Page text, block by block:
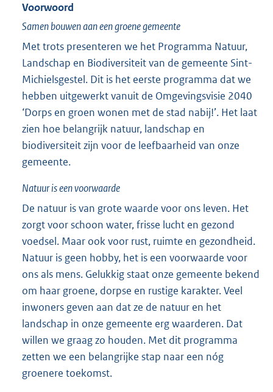
Voorwoord
Samen bouwen aan een groene gemeente
Met trots presenteren we het Programma Natuur,
Landschap en Biodiversiteit van de gemeente Sint-
Michielsgestel. Dit is het eerste programma dat we
hebben uitgewerkt vanuit de Omgevingsvisie 2040
‘Dorps en groen wonen met de stad nabij!’. Het laat
zien hoe belangrijk natuur, landschap en
biodiversiteit zijn voor de leefbaarheid van onze
gemeente.
Natuur is een voorwaarde
De natuur is van grote waarde voor ons leven. Het
zorgt voor schoon water, frisse lucht en gezond
voedsel. Maar ook voor rust, ruimte en gezondheid.
Natuur is geen hobby, het is een voorwaarde voor
ons als mens. Gelukkig staat onze gemeente bekend
om haar groene, dorpse en rustige karakter. Veel
inwoners geven aan dat ze de natuur en het
landschap in onze gemeente erg waarderen. Dat
willen we graag zo houden. Met dit programma
zetten we een belangrijke stap naar een nóg
groenere toekomst.